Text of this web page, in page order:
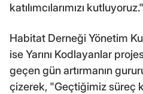
katılımcılarımızı
Habitat Derneği Yönetim
ise Yarını Kodlayanlar
geçen gün artırmanın
çizerek, "Geçtiğimiz süreç